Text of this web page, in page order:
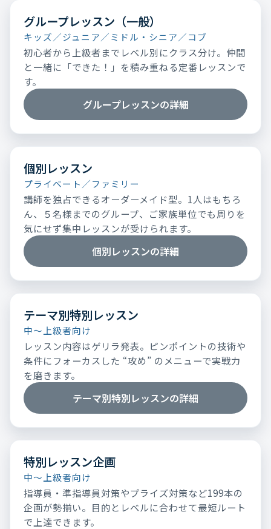
グループレッスン（一般）
キッズ／ジュニア／ミドル・シニア／コブ
初心者から上級者までレベル別にクラス分け。仲間
と一緒に「できた！」を積み重ねる定番レッスンで
す。
グループレッスンの詳細
個別レッスン
プライベート／ファミリー
講師を独占できるオーダーメイド型。1人はもちろ
ん、５名様までのグループ、ご家族単位でも周りを
気にせず集中レッスンが受けられます。
個別レッスンの詳細
テーマ別特別レッスン
中～上級者向け
レッスン内容はゲリラ発表。ピンポイントの技術や
条件にフォーカスした “攻め” のメニューで実戦力
を磨きます。
テーマ別特別レッスンの詳細
特別レッスン企画
中～上級者向け
指導員・準指導員対策やプライズ対策など199本の
企画が勢揃い。目的とレベルに合わせて最短ルート
で上達できます。